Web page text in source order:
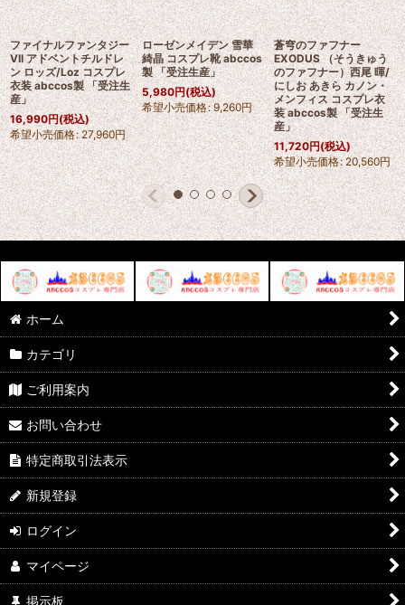
ファイナルファンタジー
VII アドベントチルドレ
ン ロッズ/Loz コスプレ
衣装 abccos製 「受注生
産」
16,990円(税込)
希望小売価格: 27,960円
ローゼンメイデン 雪華
綺晶 コスプレ靴 abccos
製 「受注生産」
5,980円(税込)
希望小売価格: 9,260円
蒼穹のファフナー
EXODUS （そうきゅう
のファフナー）西尾 暉/
にしお あきら カノン・
メンフィス コスプレ衣
装 abccos製 「受注生
産」
11,720円(税込)
希望小売価格: 20,560円
ホーム
カテゴリ
ご利用案内
お問い合わせ
特定商取引法表示
新規登録
ログイン
マイページ
掲示板